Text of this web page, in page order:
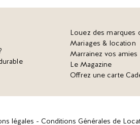
Louez des marques
Mariages & location
Marrainez vos amies
Le Magazine
Offrez une carte
légales - Conditions Générales de